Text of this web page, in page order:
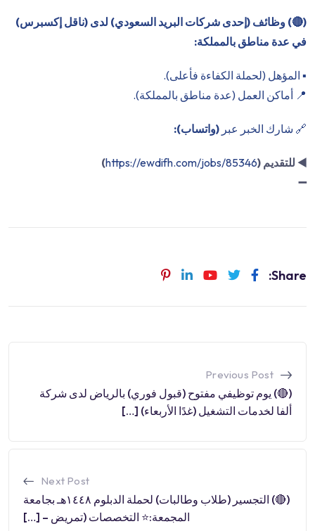
(
🔴) وظائف (إحدى شركات البريد السعودي) لدى (ناقل إكسبرس)
في عدة مناطق بالمملكة:
▪️ المؤهل (لحملة الكفاءة فأعلى).
📍 أماكن العمل (عدة مناطق بالمملكة).
🔗 شارك الخبر عبر (واتساب):
◀️ للتقديم (https://ewdifh.com/jobs/85346
)
➖
Share:
Previous Post
(🔴) يوم توظيفي مفتوح (قبول فوري) بالرياض لدى شركة
ألفا لخدمات التشغيل (غدًا الأربعاء) […]
Next Post
(🔴) التجسير (طلاب وطالبات) لحملة الدبلوم ١٤٤٨هـ بجامعة
المجمعة:⭐️ التخصصات (تمريض – […]